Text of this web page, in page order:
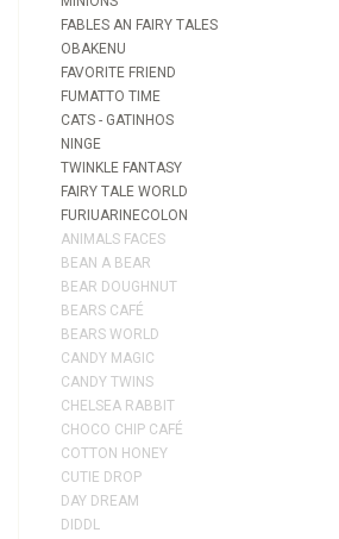
FABLES AN FAIRY TALES
OBAKENU
FAVORITE FRIEND
FUMATTO TIME
CATS - GATINHOS
NINGE
TWINKLE FANTASY
FAIRY TALE WORLD
FURIUARINECOLON
ANIMALS FACES
BEAN A BEAR
BEAR DOUGHNUT
BEARS CAFÉ
BEARS WORLD
CANDY MAGIC
CANDY TWINS
CHELSEA RABBIT
CHOCO CHIP CAFÉ
COTTON HONEY
CUTIE DROP
DAY DREAM
DIDDL